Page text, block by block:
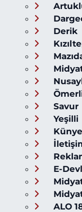
Derik
Savur
Yeşilli
Künye
E-
ALO